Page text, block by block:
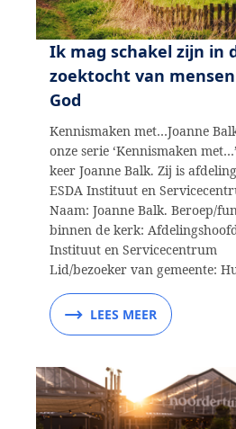
Ik mag schakel zijn in
zoektocht van
God
Kennismaken met…Joanne
onze serie ‘Kennismaken
keer Joanne Balk. Zij is
ESDA Instituut en
Naam: Joanne Balk. Beroep/
binnen de kerk:
Instituut en Servicecentrum
Lid/bezoeker van gemeente:
LEES MEER